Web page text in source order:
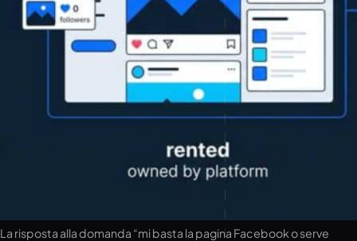
La risposta alla domanda “mi basta la pagina Facebook o serve